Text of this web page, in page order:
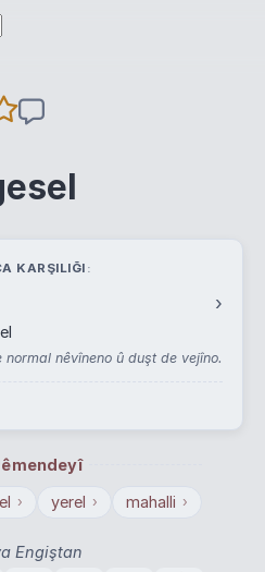
KARŞILIĞI
›
nêvîneno û duşt de vejîno.
› yerel › mahalli ›
Engiştan